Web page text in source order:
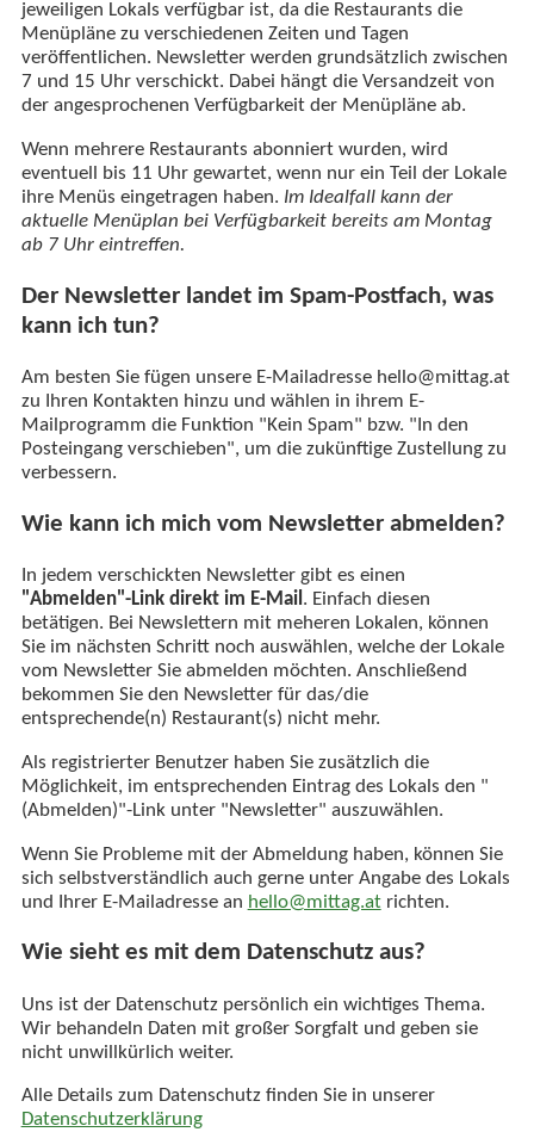
jeweiligen Lokals verfügbar ist, da die Restaurants die
Menüpläne zu verschiedenen Zeiten und Tagen
veröffentlichen. Newsletter werden grundsätzlich zwischen
7 und 15 Uhr verschickt. Dabei hängt die Versandzeit von
der angesprochenen Verfügbarkeit der Menüpläne ab.
Wenn mehrere Restaurants abonniert wurden, wird
eventuell bis 11 Uhr gewartet, wenn nur ein Teil der Lokale
ihre Menüs eingetragen haben. Im Idealfall kann der
aktuelle Menüplan bei Verfügbarkeit bereits am Montag
ab 7 Uhr eintreffen.
Der Newsletter landet im Spam-Postfach, was
kann ich tun?
Am besten Sie fügen unsere E-Mailadresse hello@mittag.at
zu Ihren Kontakten hinzu und wählen in ihrem E-
Mailprogramm die Funktion "Kein Spam" bzw. "In den
Posteingang verschieben", um die zukünftige Zustellung zu
verbessern.
Wie kann ich mich vom Newsletter abmelden?
In jedem verschickten Newsletter gibt es einen
"Abmelden"-Link direkt im E-Mail. Einfach diesen
betätigen. Bei Newslettern mit meheren Lokalen, können
Sie im nächsten Schritt noch auswählen, welche der Lokale
vom Newsletter Sie abmelden möchten. Anschließend
bekommen Sie den Newsletter für das/die
entsprechende(n) Restaurant(s) nicht mehr.
Als registrierter Benutzer haben Sie zusätzlich die
Möglichkeit, im entsprechenden Eintrag des Lokals den "
(Abmelden)"-Link unter "Newsletter" auszuwählen.
Wenn Sie Probleme mit der Abmeldung haben, können Sie
sich selbstverständlich auch gerne unter Angabe des Lokals
und Ihrer E-Mailadresse an hello@mittag.atrichten.
Wie sieht es mit dem Datenschutz aus?
Uns ist der Datenschutz persönlich ein wichtiges Thema.
Wir behandeln Daten mit großer Sorgfalt und geben sie
nicht unwillkürlich weiter.
Alle Details zum Datenschutz finden Sie in unserer
Datenschutzerklärung